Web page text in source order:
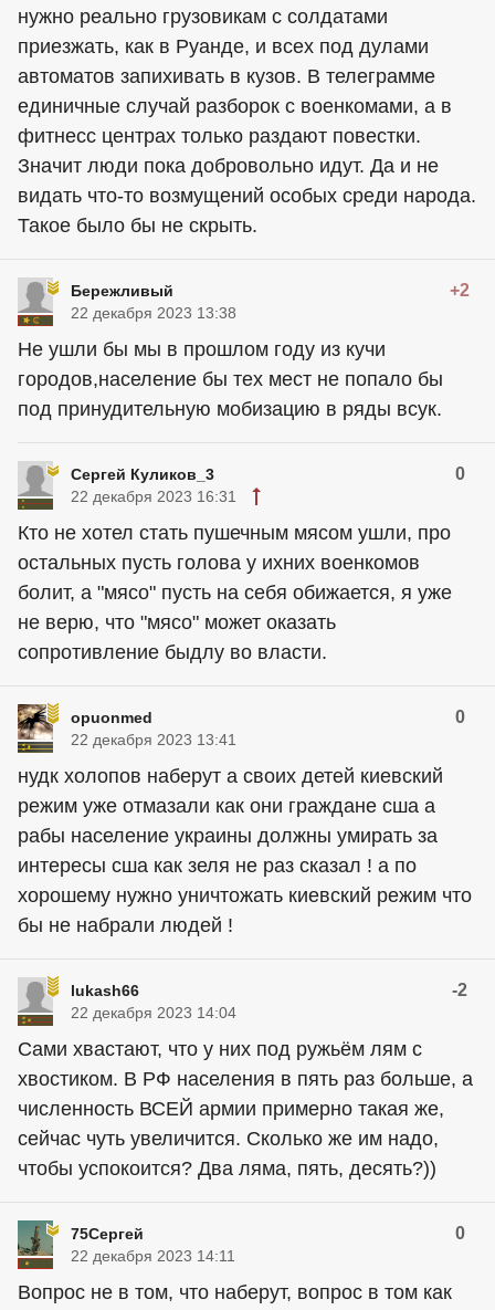
нужно реально грузовикам с солдатами
приезжать, как в Руанде, и всех под дулами
автоматов запихивать в кузов. В телеграмме
единичные случай разборок с военкомами, а в
фитнесс центрах только раздают повестки.
Значит люди пока добровольно идут. Да и не
видать что-то возмущений особых среди народа.
Такое было бы не скрыть.
Бережливый +2
22 декабря 2023 13:38
Не ушли бы мы в прошлом году из кучи
городов,население бы тех мест не попало бы
под принудительную мобизацию в ряды всук.
Сергей Куликов_3 0
22 декабря 2023 16:31
Кто не хотел стать пушечным мясом ушли, про
остальных пусть голова у ихних военкомов
болит, а "мясо" пусть на себя обижается, я уже
не верю, что "мясо" может оказать
сопротивление быдлу во власти.
opuonmed 0
22 декабря 2023 13:41
нудк холопов наберут а своих детей киевский
режим уже отмазали как они граждане сша а
рабы население украины должны умирать за
интересы сша как зеля не раз сказал ! а по
хорошему нужно уничтожать киевский режим что
бы не набрали людей !
lukash66 -2
22 декабря 2023 14:04
Сами хвастают, что у них под ружьём лям с
хвостиком. В РФ населения в пять раз больше, а
численность ВСЕЙ армии примерно такая же,
сейчас чуть увеличится. Сколько же им надо,
чтобы успокоится? Два ляма, пять, десять?))
75Сергей 0
22 декабря 2023 14:11
Вопрос не в том, что наберут, вопрос в том как